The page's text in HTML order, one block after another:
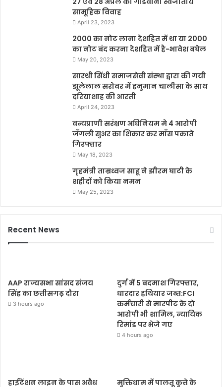
सामूहिक विवाह
April 23, 2023
2000 का नोट लाना देशहित में था या 2000
का नोट बंद करना देशहित में है-भावेश बघेल
May 20, 2023
सारथी सिंधी समाजसेवी संस्था द्वारा की गयी
झूलेलाल सरोवर में हनुमान चालीसा के साथ
दरियाशाह की आरती
April 24, 2023
वन्यप्राणी सरंक्षण अधिनियम मे 4 आरोपी
जँगली सुअर का शिकार कर माँस पकाते
गिरफ्तार
May 18, 2023
गृहमंत्री ताम्रध्वज साहू ने झीरम घाटी के
शहीदों को किया नमन
May 25, 2023
Recent News
AAP राज्यसभा सांसद संजय
सिंह का छत्तीसगढ़ दौरा
3 hours ago
दुर्ग में 5 बदमाश गिरफ्तार,
धारदार हथियार जब्त:FCI
कर्मचारी से मारपीट के दो
आरोपी भी शामिल, न्यायिक
रिमांड पर भेजे गए
4 hours ago
हाईटेंशन लाइन के पास अवैध
मुक्तिधाम में पालतू कुत्ते के